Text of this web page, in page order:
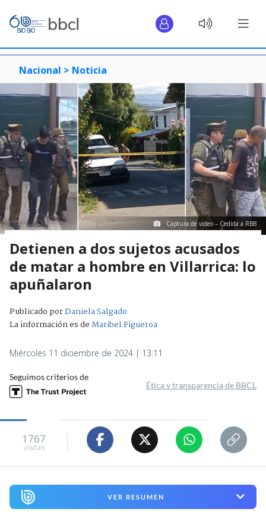
Nacional > Noticia
Captura de video – Cedida a RBB
Detienen a dos sujetos acusados
de matar a hombre en Villarrica: lo
apuñalaron
Publicado porDaniela Salgado
La información es deMaribel Figueroa
Miércoles 11 diciembre de 2024 | 13:11
Seguimos criterios de
Ética y transparencia de BBCL
1767
visitas
VER RESUMEN